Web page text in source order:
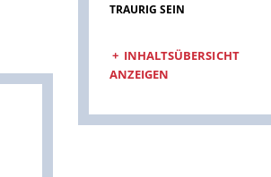
:
TRAURIG SEIN
INHALTSÜBERSICHT
ANZEIGEN